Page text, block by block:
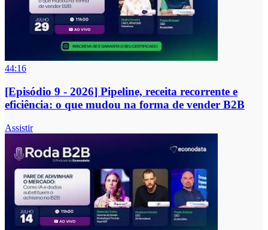
44:16
[Episódio 9 - 2026] Pipeline, receita recorrente e
eficiência: o que mudou na forma de vender B2B
Assistir